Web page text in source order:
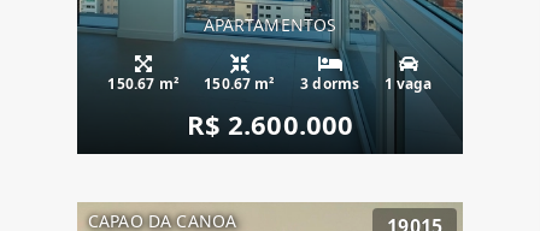
APARTAMENTOS
150.67 m² 150.67 m² 3 dorms 1 vaga
R$ 2.600.000
CAPAO DA CANOA